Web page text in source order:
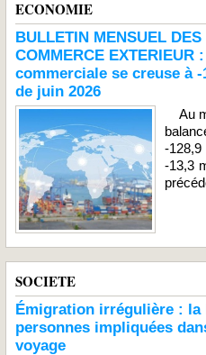
ECONOMIE
BULLETIN MENSUEL
COMMERCE
commerciale se creuse à
de juin 2026
Au
-
-13,3
SOCIETE
Émigration irrégulière : la
personnes impliquées
voyage